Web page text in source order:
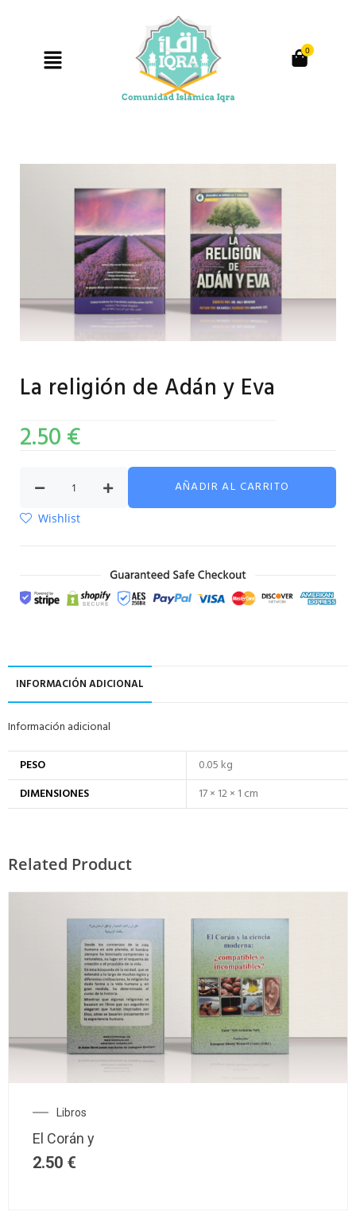
0
La religión de Adán y Eva
2.50€
AÑADIR AL CARRITO
Wishlist
INFORMACIÓN ADICIONAL
Información adicional
PESO
0.05 kg
DIMENSIONES
17 × 12 × 1 cm
Related Product
Libros
El Corán y
2.50 €